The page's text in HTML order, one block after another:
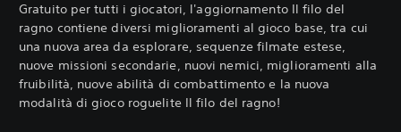
Gratuito per tutti i giocatori, l'aggiornamento Il filo del
ragno contiene diversi miglioramenti al gioco base, tra cui
una nuova area da esplorare, sequenze filmate estese,
nuove missioni secondarie, nuovi nemici, miglioramenti alla
fruibilità, nuove abilità di combattimento e la nuova
modalità di gioco roguelite Il filo del ragno!